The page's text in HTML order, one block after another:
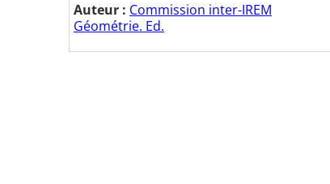
Auteur : Commission inter-IREM
Géométrie. Ed.